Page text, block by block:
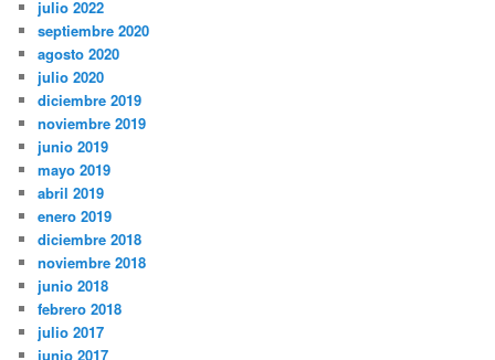
julio 2022
septiembre 2020
agosto 2020
julio 2020
diciembre 2019
noviembre 2019
junio 2019
mayo 2019
abril 2019
enero 2019
diciembre 2018
noviembre 2018
junio 2018
febrero 2018
julio 2017
junio 2017